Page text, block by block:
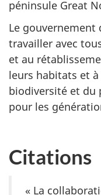
péninsule Great
Le gouvernement
travailler avec
et au
leurs habitats et
biodiversité et du
pour les
Citations
« La